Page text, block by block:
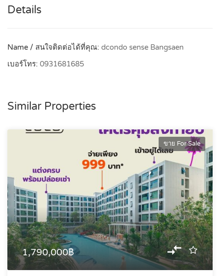
Details
Name / สนใจติดต่อได้ที่คุณ: dcondo sense Bangsaen
เบอร์โทร: 0931681685
Similar Properties
ขาย For Sale
1,790,000฿